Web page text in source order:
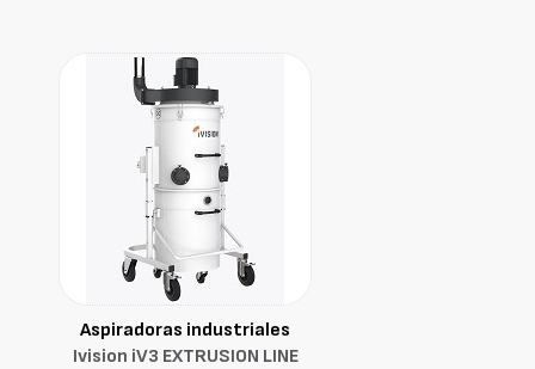
Aspiradoras industriales
Ivision iV3 EXTRUSION LINE